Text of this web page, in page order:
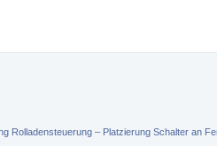
Rolladensteuerung – Platzierung Schalter an